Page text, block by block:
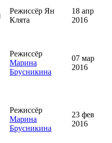
Режиссёр Ян
Клята
18 апр
2016
Режиссёр
Марина
Брусникина
07 мар
2016
Режиссёр
Марина
Брусникина
23 фев
2016